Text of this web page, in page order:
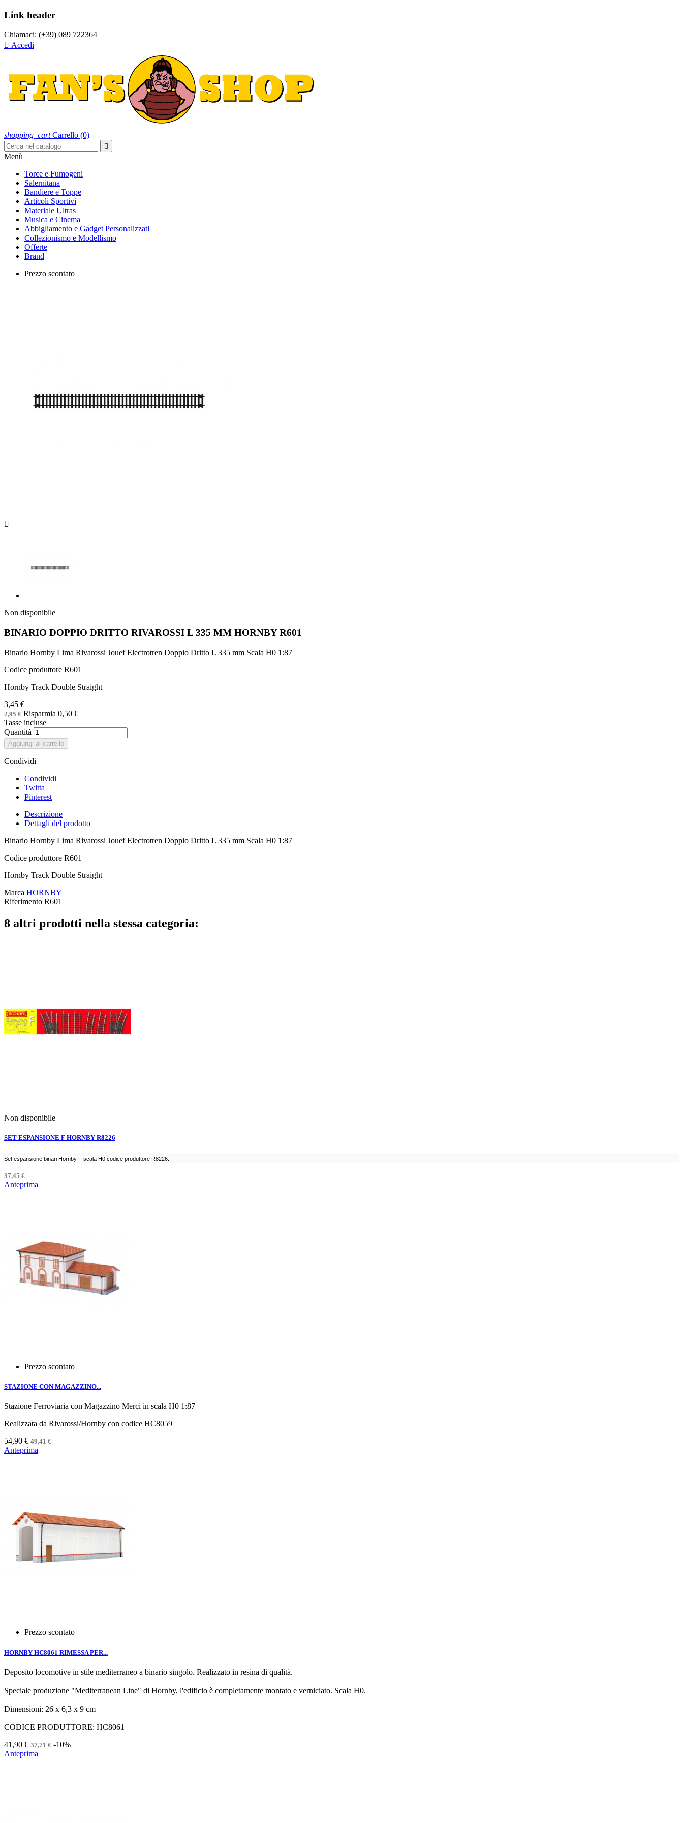
Link header
Chiamaci: (+39) 089 722364
 Accedi
shopping_cart Carrello (0)

Menù
Torce e Fumogeni
Salernitana
Bandiere e Toppe
Articoli Sportivi
Materiale Ultras
Musica e Cinema
Abbigliamento e Gadget Personalizzati
Collezionismo e Modellismo
Offerte
Brand
Prezzo scontato

Non disponibile
BINARIO DOPPIO DRITTO RIVAROSSI L 335 MM HORNBY R601
Binario Hornby Lima Rivarossi Jouef Electrotren Doppio Dritto L 335 mm Scala H0 1:87
Codice produttore R601
Hornby Track Double Straight
3,45 €
2,95 € Risparmia 0,50 €
Tasse incluse
Quantità
Aggiungi al carrello
Condividi
Condividi
Twitta
Pinterest
Descrizione
Dettagli del prodotto
Binario Hornby Lima Rivarossi Jouef Electrotren Doppio Dritto L 335 mm Scala H0 1:87
Codice produttore R601
Hornby Track Double Straight
Marca HORNBY
Riferimento R601
8 altri prodotti nella stessa categoria:
Non disponibile
SET ESPANSIONE F HORNBY R8226
Set espansione binari Hornby F scala H0 codice produttore R8226.
37,45 €
Anteprima
Prezzo scontato
STAZIONE CON MAGAZZINO...
Stazione Ferroviaria con Magazzino Merci in scala H0 1:87
Realizzata da Rivarossi/Hornby con codice HC8059
54,90 € 49,41 €
Anteprima
Prezzo scontato
HORNBY HC8061 RIMESSA PER...
Deposito locomotive in stile mediterraneo a binario singolo. Realizzato in resina di qualità.
Speciale produzione "Mediterranean Line" di Hornby, l'edificio è completamente montato e verniciato. Scala H0.
Dimensioni: 26 x 6,3 x 9 cm
CODICE PRODUTTORE: HC8061
41,90 € 37,71 € -10%
Anteprima